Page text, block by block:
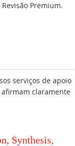
Premium.
serviços de apoio
claramente
Synthesis,